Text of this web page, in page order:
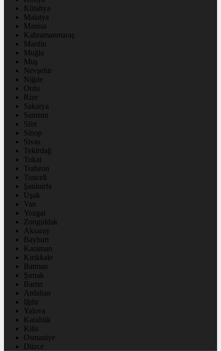
Kütahya
Malatya
Manisa
Kahramanmaraş
Mardin
Muğla
Muş
Nevşehir
Niğde
Ordu
Rize
Sakarya
Samsun
Siirt
Sinop
Sivas
Tekirdağ
Tokat
Trabzon
Tunceli
Şanlıurfa
Uşak
Van
Yozgat
Zonguldak
Aksaray
Bayburt
Karaman
Kırıkkale
Batman
Şırnak
Bartın
Ardahan
Iğdır
Yalova
Karabük
Kilis
Osmaniye
Düzce